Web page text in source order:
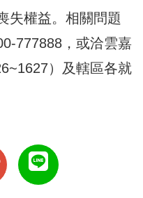
失權益。相關問題
777888，或洽雲嘉
）及轄區各就